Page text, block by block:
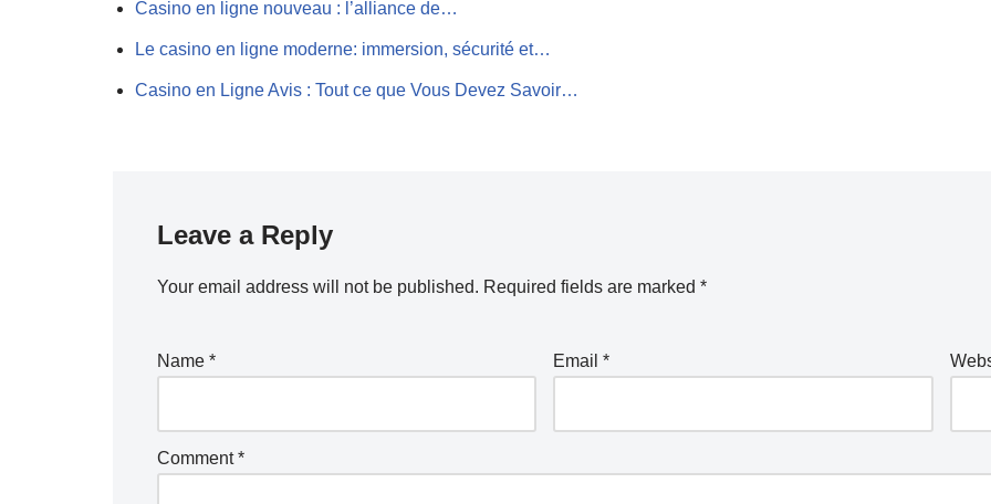
Casino en ligne nouveau : l’alliance de…
Le casino en ligne moderne: immersion, sécurité et…
Casino en Ligne Avis : Tout ce que Vous Devez Savoir…
Leave a Reply
Your email address will not be published. Required fields are marked *
Name * Email*
Comment*